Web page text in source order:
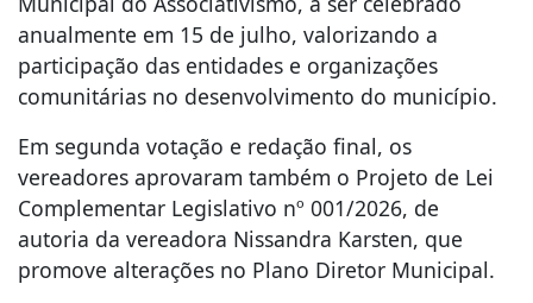
anualmente em 15 de julho, valorizando a
participação das entidades e organizações
comunitárias no desenvolvimento do município.
Em segunda votação e redação final, os
vereadores aprovaram também o Projeto de Lei
Complementar Legislativo nº 001/2026, de
autoria da vereadora Nissandra Karsten, que
promove alterações no Plano Diretor Municipal.